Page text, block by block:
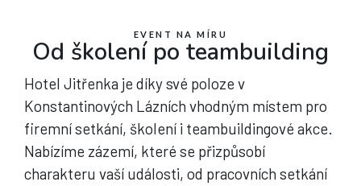
Hledáte prostor pro firemní akci, školení,
teambuilding nebo svatbu či oslavu? Ozvěte se
nám a společně najdeme to nejlepší řešení!
VÍCE O AKCÍCH
EVENT NA MÍRU
Od školení po teambuilding
Hotel Jitřenka je díky své poloze v
Konstantinových Lázních vhodným místem pro
firemní setkání, školení i teambuildingové akce.
Nabízíme zázemí, které se přizpůsobí
charakteru vaší události, od pracovních setkání